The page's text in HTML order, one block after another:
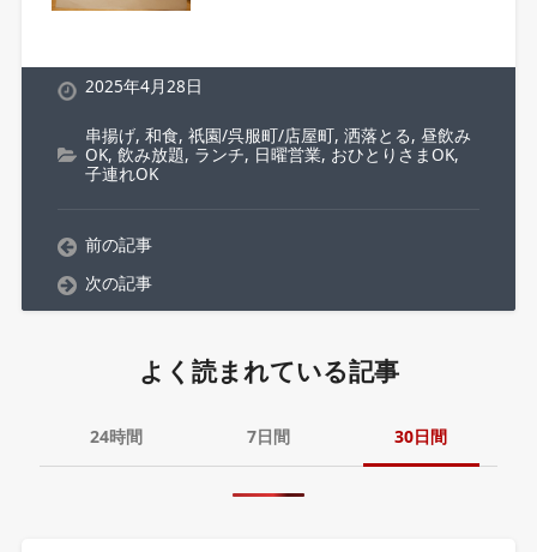
2025年4月28日
串揚げ, 和食, 祇園/呉服町/店屋町, 洒落とる, 昼飲み
OK, 飲み放題, ランチ, 日曜営業, おひとりさまOK,
子連れOK
前の記事
次の記事
よく読まれている記事
24時間 7日間 30日間